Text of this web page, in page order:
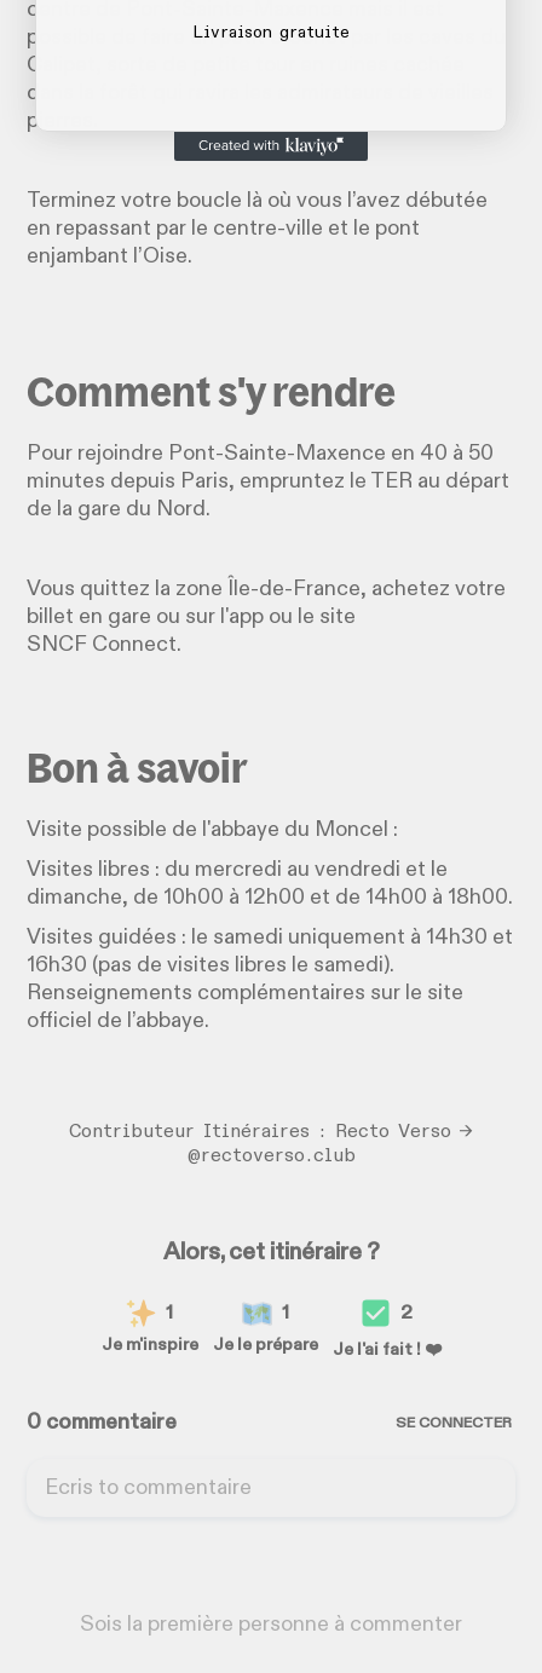
centre de Pont-Sainte-Maxence mais il est
possible de faire un petit crochet par les caves du
Calipet, sorte de petite tour en ruines cachée
dans la forêt qui ravira les admirateurs de vieilles
pierres.
Terminez votre boucle là où vous l’avez débutée
en repassant par le centre-ville et le pont
enjambant l’Oise.
Comment s'y rendre
Pour rejoindre Pont-Sainte-Maxence en 40 à 50
minutes depuis Paris, empruntez le TER au départ
de la gare du Nord.
Vous quittez la zone Île-de-France, achetez votre
billet en gare ou sur l'app ou le site
SNCF Connect.
Bon à savoir
Visite possible de l'abbaye du Moncel :
Visites libres : du mercredi au vendredi et le
dimanche, de 10h00 à 12h00 et de 14h00 à 18h00.
Visites guidées : le samedi uniquement à 14h30 et
16h30 (pas de visites libres le samedi).
Renseignements complémentaires sur le site
officiel de l’abbaye.
Contributeur Itinéraires : Recto Verso →
@rectoverso.club
Livraison gratuite